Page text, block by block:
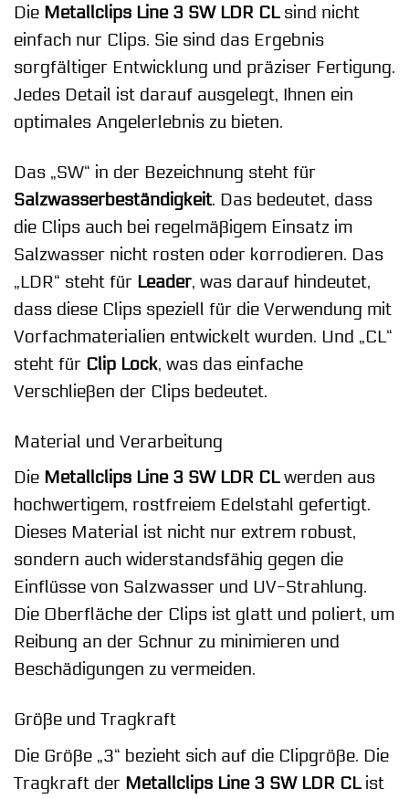
Die Metallclips Line 3 SW LDR CLsind nicht
einfach nur Clips. Sie sind das Ergebnis
sorgfältiger Entwicklung und präziser Fertigung.
Jedes Detail ist darauf ausgelegt, Ihnen ein
optimales Angelerlebnis zu bieten.
Das „SW“ in der Bezeichnung steht für
Salzwasserbeständigkeit. Das bedeutet, dass
die Clips auch bei regelmäßigem Einsatz im
Salzwasser nicht rosten oder korrodieren. Das
„LDR“ steht für Leader, was darauf hindeutet,
dass diese Clips speziell für die Verwendung mit
Vorfachmaterialien entwickelt wurden. Und „CL“
steht für Clip Lock, was das einfache
Verschließen der Clips bedeutet.
Material und Verarbeitung
Die Metallclips Line 3 SW LDR CLwerden aus
hochwertigem, rostfreiem Edelstahl gefertigt.
Dieses Material ist nicht nur extrem robust,
sondern auch widerstandsfähig gegen die
Einflüsse von Salzwasser und UV-Strahlung.
Die Oberfläche der Clips ist glatt und poliert, um
Reibung an der Schnur zu minimieren und
Beschädigungen zu vermeiden.
Größe und Tragkraft
Die Größe „3“ bezieht sich auf die Clipgröße. Die
Tragkraft der Metallclips Line 3 SW LDR CList